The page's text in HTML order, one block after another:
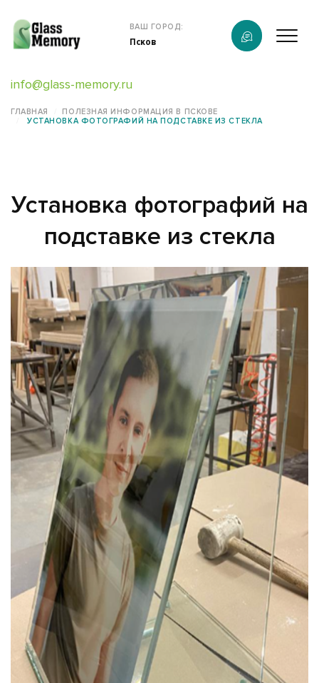
info@glass-memory.ru
ВАШ ГОРОД:
Псков
Продукция
Конструктор памятников
Наши работы
информация
Контакты
ГЛАВНАЯ
ПОЛЕЗНАЯ ИНФОРМАЦИЯ В ПСКОВЕ
УСТАНОВКА ФОТОГРАФИЙ НА ПОДСТАВКЕ ИЗ СТЕКЛА
Установка фотографий на
подставке из стекла